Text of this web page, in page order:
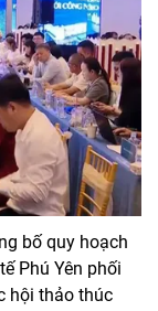
bố quy hoạch
Phú Yên phối
hội thảo thúc